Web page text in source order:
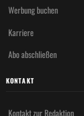
Werbung buchen
Karriere
Abo abschließen
KONTAKT
Kontakt zur Redaktion